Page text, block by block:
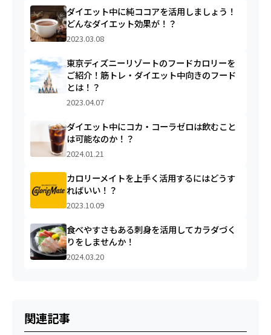
ダイエット中に純ココアを活用しましょう！
どんなダイエット効果が！？
2023.03.08
東京ディズニーリゾートのフードカロリーを
ご紹介！筋トレ・ダイエット中向きのフード
とは！？
2023.04.07
ダイエット中にコカ・コーラゼロは飲むこと
は可能なのか！？
2024.01.21
カロリーメイトを上手く活用するにはどうす
ればいい！？
2023.10.09
食べやすさもある刺身を活用してカラダづく
りをしませんか！
2024.03.20
関連記事